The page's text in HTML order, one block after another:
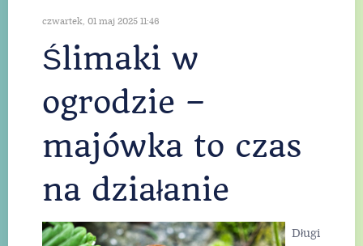
czwartek, 01 maj 2025 11:46
Ślimaki w
ogrodzie –
majówka to czas
na działanie
Długi